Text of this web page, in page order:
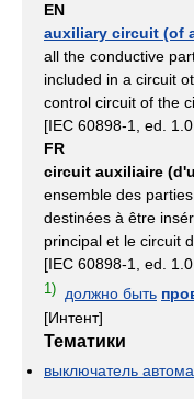
EN
auxiliary circuit (of
all the conductive
included in a circuit
control circuit of the
[IEC 60898-1, ed.
FR
circuit auxiliaire
ensemble des
destinées à être
principal et le circuit
[IEC 60898-1, ed.
1) должно быть
[Интент]
Тематики
выключатель